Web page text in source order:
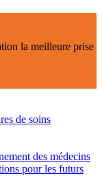
la meilleure prise
de soins
des médecins
pour les futurs